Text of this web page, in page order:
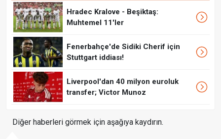
Hradec Kralove - Beşiktaş:
Muhtemel 11'ler
Fenerbahçe'de Sidiki Cherif için
Stuttgart iddiası!
Liverpool'dan 40 milyon euroluk
transfer; Victor Munoz
Diğer haberleri görmek için aşağıya kaydırın.